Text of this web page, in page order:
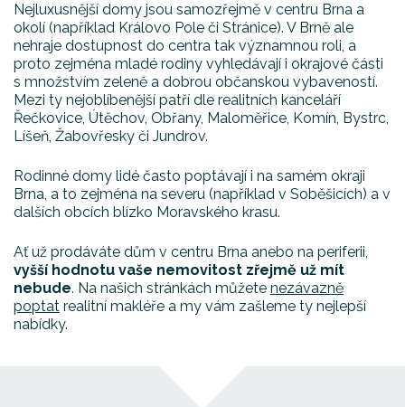
Nejluxusnější domy jsou samozřejmě v centru Brna a
okolí (například Královo Pole či Stránice). V Brně ale
nehraje dostupnost do centra tak významnou roli, a
proto zejména mladé rodiny vyhledávají i okrajové části
s množstvím zeleně a dobrou občanskou vybaveností.
Mezi ty nejoblíbenější patří dle realitních kanceláří
Řečkovice, Útěchov, Obřany, Maloměřice, Komín, Bystrc,
Líšeň, Žabovřesky či Jundrov.
Rodinné domy lidé často poptávají i na samém okraji
Brna, a to zejména na severu (například v Soběšicích) a v
dalších obcích blízko Moravského krasu.
Ať už prodáváte dům v centru Brna anebo na periferii,
vyšší hodnotu vaše nemovitost zřejmě už mít
nebude. Na našich stránkách můžete nezávazně
poptat realitní makléře a my vám zašleme ty nejlepší
nabídky.